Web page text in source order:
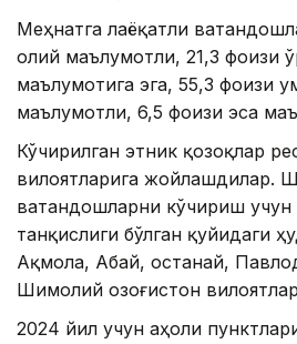
Меҳнатга лаёқатли
олий маълумотли, 21,3 фоизи
маълумотига эга, 55,3 фоизи
маълумотли, 6,5 фоизи эса
Кўчирилган этник қозоқлар
вилоятларига жойлашдилар.
ватандошларни кўчириш
танқислиги бўлган қуйидаги
Ақмола, Абай, Қостанай,
Шимолий Қозоғистон
2024 йил учун аҳоли